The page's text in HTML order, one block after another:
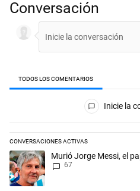
Conversación
TODOS LOS COMENTARIOS
Todos los comentarios
Inicie la
CONVERSACIONES ACTIVAS
Este listado muestra los artículos
Un artículo de tendencia con el
Murió Jorge Messi, el
67